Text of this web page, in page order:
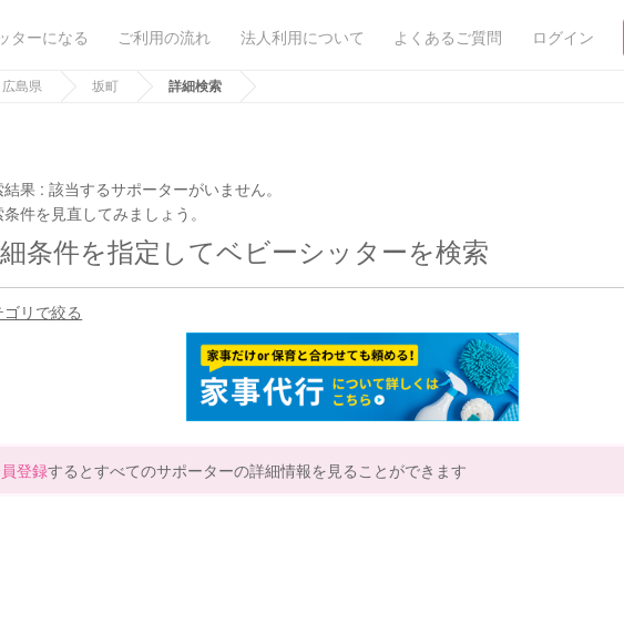
ターになる ご利用の流れ 法人利用について よくあるご質問 ログイン
広島県 坂町 詳細検索
結果 :該当するサポーターがいません。
件を見直してみましょう。
条件を指定してベビーシッターを検索
ゴリで絞る
登録するとすべてのサポーターの詳細情報を見ることができます